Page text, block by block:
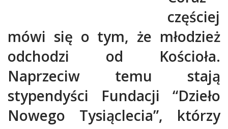
częściej
mówi się o tym, że młodzież
odchodzi od Kościoła.
Naprzeciw temu stają
stypendyści Fundacji “Dzieło
Nowego Tysiąclecia”, którzy